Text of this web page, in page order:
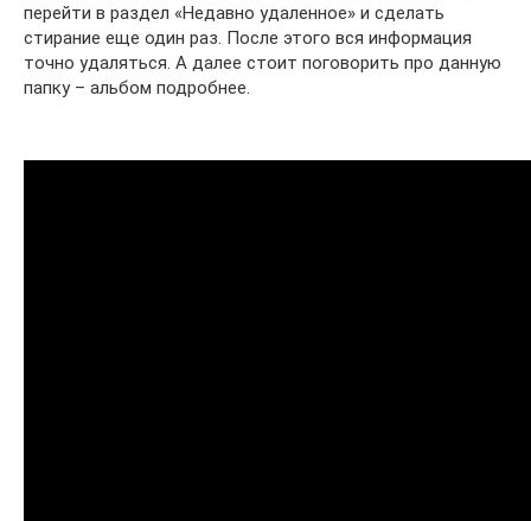
перейти в раздел «Недавно удаленное» и сделать
стирание еще один раз. После этого вся информация
точно удаляться. А далее стоит поговорить про данную
папку – альбом подробнее.